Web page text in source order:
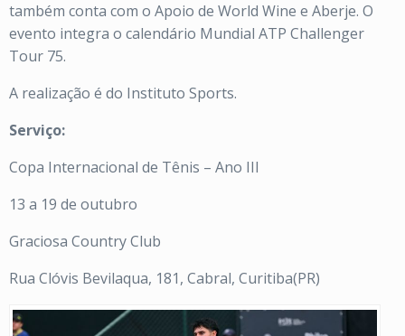
também conta com o Apoio de World Wine e Aberje. O
evento integra o calendário Mundial ATP Challenger
Tour 75.
A realização é do Instituto Sports.
Serviço:
Copa Internacional de Tênis – Ano III
13 a 19 de outubro
Graciosa Country Club
Rua Clóvis Bevilaqua, 181, Cabral, Curitiba(PR)